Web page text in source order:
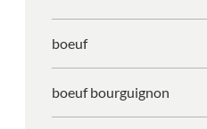
boeuf
boeuf bourguignon